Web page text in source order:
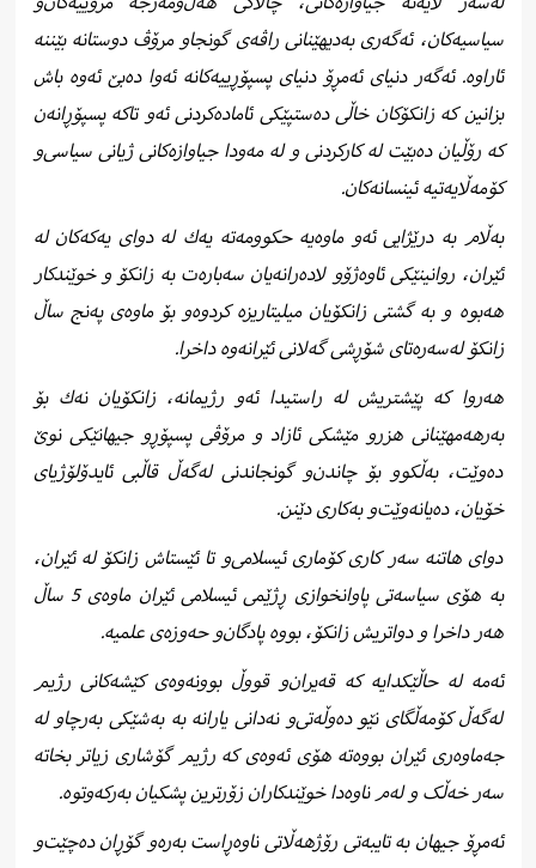
سیاسیەكان، ئەگەری بەدیهێنانی راڤەی گونجاو مرۆڤ دوستانە بێننە
ئاراوە. ئەگەر دنیای ئەمڕۆ دنیای پسپۆڕییەكانە ئەوا دەبێ‌ ئەوە باش
بزانین كە زانكۆكان خاڵی دەستپێكی ئامادەكردنی ئەو تاكە پسپۆڕانەن
كە رۆڵیان دەبێت لە كاركردنی و لە مەودا جیاوازەكانی ژیانی سیاسی‌و
كۆمەڵایەتیە ئینسانەكان.
بەڵام بە درێژایی ئەو ماوەیە حكوومەتە یەك لە دوای یەكەكان لە
ئێران، روانینێكی ئاوەژۆو لادەرانەیان سەبارەت بە زانکۆ و خوێندکار
هەبوە و بە گشتی زانكۆیان میلیتاریزە كردوەو بۆ ماوه‌ی په‌نج ساڵ
زانكۆ له‌سه‌ره‌تای شۆڕشی گه‌لانی ئێرانه‌وه‌ داخرا.
هەروا كە پێشتریش لە راستیدا ئەو رژیمانە، زانكۆیان نەك بۆ
بەرهەمهێنانی هزرو مێشكی ئازاد و مرۆڤی پسپۆڕو جیهانێكی نوێ
دەوێت، بەڵكوو بۆ چاندن‌و گونجاندنی لەگەڵ قاڵبی ئایدۆلۆژیای
خۆیان، دەیانەوێت‌و بەكاری دێنن.
دوای هاتنە سەر كاری كۆماری ئیسلامی‌و تا ئێستاش زانكۆ لە ئێران‌،
بە هۆی سیاسەتی پاوانخوازی ڕژێمی ئیسلامی ئێران ماوەی 5 ساڵ
هەر داخرا و دواتریش زانكۆ، بووە پادگان‌و حەوزەی علمیە.
ئەمە لە حاڵێكدایە كە قەیران‌و قووڵ بوونەوەی كێشەكانی رژیم
لەگەڵ كۆمەڵگای نێو دەوڵەتی‌و نەدانی یارانە بە بەشێکی بەرچاو لە
جەماوەری ئێران بووەتە هۆی ئەوەی كە رژیم گۆشاری زیاتر بخاتە
سەر خەڵک و لەم ناوەدا خوێندكاران زۆرترین پشکیان بەرکەوتوە.
ئەمڕۆ جیهان بە تایبەتی رۆژهەڵاتی ناوەڕاست بەرەو گۆڕان دەچێت‌و